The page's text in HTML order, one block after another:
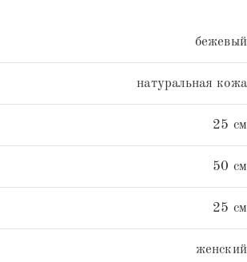
бежевый
натуральная кожа
25 см
50 см
25 см
женский